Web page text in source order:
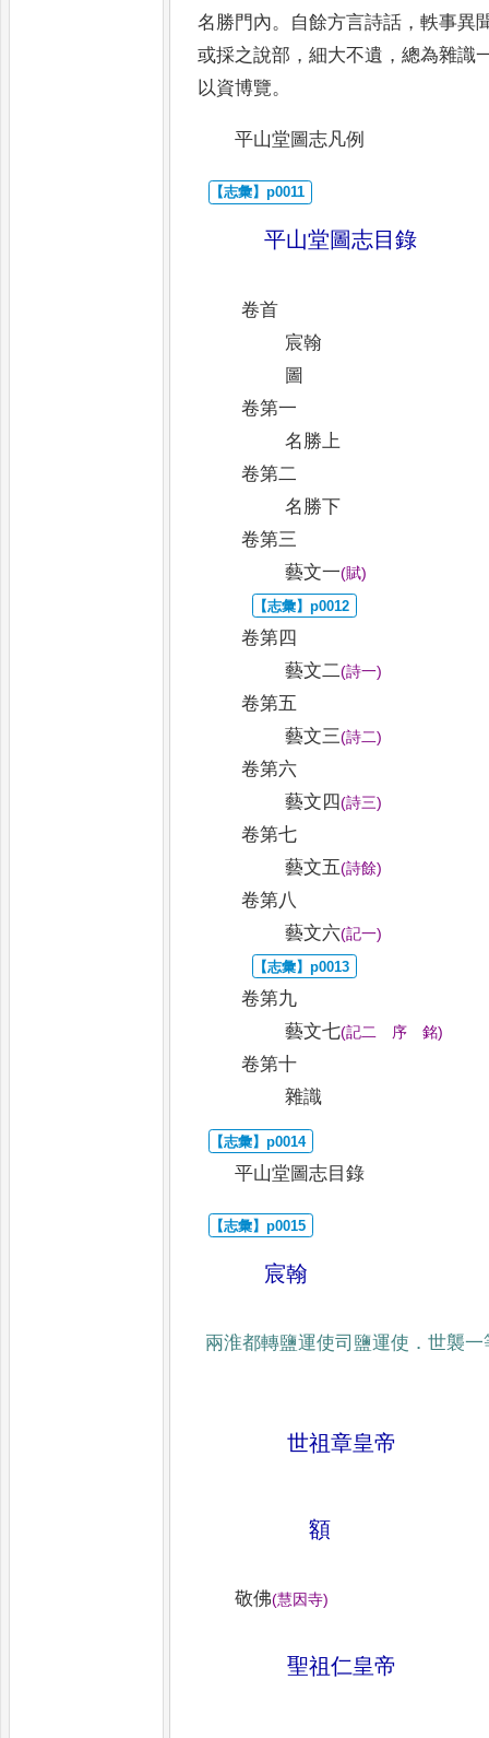
名勝門內。 自餘方言詩話 ，軼事異
或採之說部 ，細大不遺 ，總為雜識
以資博覽。
平山堂圖志凡例
平山堂圖志目錄
卷首
宸翰
圖
卷第一
名勝上
卷第二
名勝下
卷第三
藝文一(賦)
卷第四
藝文二(詩一)
卷第五
藝文三(詩二)
卷第六
藝文四(詩三)
卷第七
藝文五(詩餘)
卷第八
藝文六(記一)
卷第九
藝文七(記二 序 銘)
卷第十
雜識
平山堂圖志目錄
宸翰
兩淮都轉鹽運使司鹽運使 ．世襲一
世祖章皇帝
額
敬佛(慧因寺)
聖祖仁皇帝